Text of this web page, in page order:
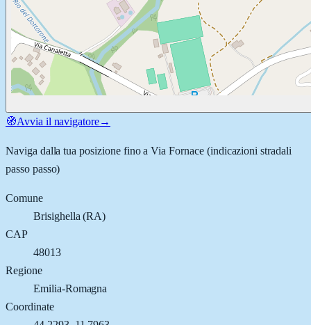
🧭Avvia il navigatore→
Naviga dalla tua posizione fino aVia Fornace(indicazioni stradali
passo passo)
Comune
Brisighella (RA)
CAP
48013
Regione
Emilia-Romagna
Coordinate